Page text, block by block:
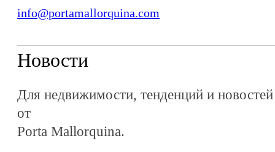
info@portamallorquina.com
Новости
Для недвижимости, тенденций и новостей
от
Porta Mallorquina.